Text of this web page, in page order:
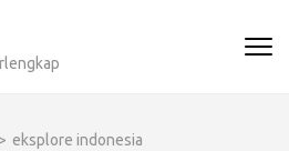
> eksplore indonesia